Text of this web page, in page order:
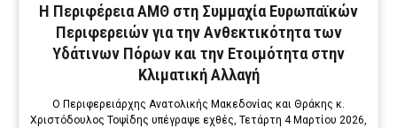
Η Περιφέρεια ΑΜΘ στη Συμμαχία Ευρωπαϊκών
Περιφερειών για την Ανθεκτικότητα των
Υδάτινων Πόρων και την Ετοιμότητα στην
Κλιματική Αλλαγή
Ο Περιφερειάρχης Ανατολικής Μακεδονίας και Θράκης κ.
Χριστόδουλος Τοψίδης υπέγραψε εχθές, Τετάρτη 4 Μαρτίου 2026,